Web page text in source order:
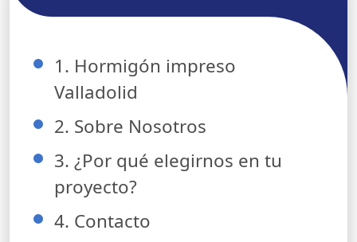
1. Hormigón impreso
Valladolid
2. Sobre Nosotros
3. ¿Por qué elegirnos en tu
proyecto?
4. Contacto